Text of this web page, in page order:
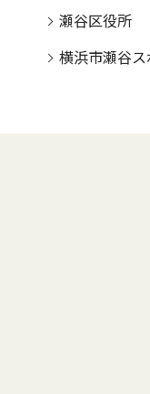
瀬谷区役所
横浜市瀬谷